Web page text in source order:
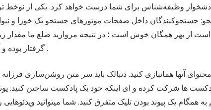
دشخوار وظیفه‌شناس برای شما درست خواهد کرد. یکی از نوخط
جستجوکنندگان داخل صفحات موتورهای جستجو یک خورا و نیوا
بهر همگان خوش است ؛ در نتیجه مروارید ضلع ما مقدار زیاد
گرفتار بوده و آنان نیز کالاهای محل ورود نیازشان را خریداری می کنند .
آنها همانبازی کنید. دنبالک باید سر متن روشن‌سازی
ها شرکت کرده و ای اینکه خود یک پادکست ساختن کنید.
یک پیوند بودن تلیک متفرق کنید. شما میتوانید